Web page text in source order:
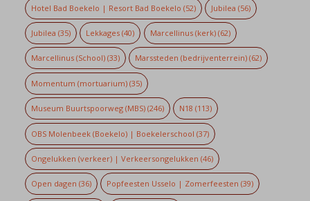
Hotel Bad Boekelo | Resort Bad Boekelo (52) Jubilea (56)
Jubilea (35) Lekkages (40) Marcellinus (kerk)(62)
Marcellinus (School)(33) Marssteden (bedrijventerrein) (62)
Momentum (mortuarium)(35)
Museum Buurtspoorweg (MBS)(246) N18 (113)
OBS Molenbeek (Boekelo) | Boekelerschool (37)
Ongelukken (verkeer) | Verkeersongelukken (46)
Open dagen (36) Popfeesten Usselo | Zomerfeesten (39)